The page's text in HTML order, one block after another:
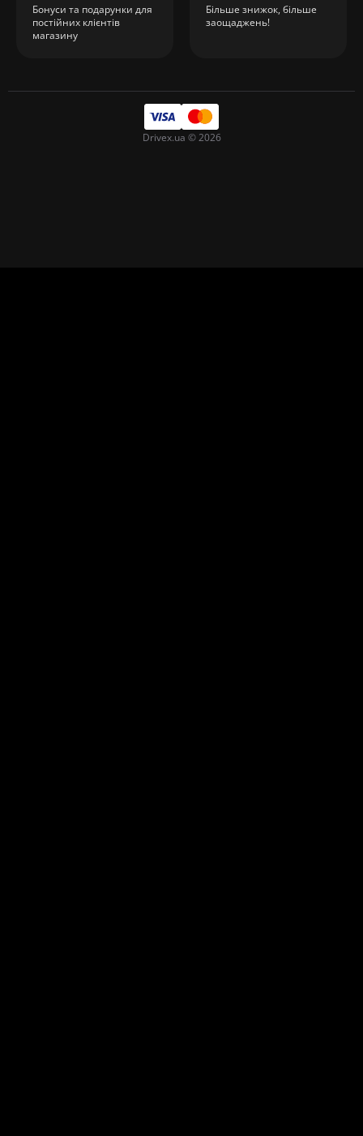
Бонуси та подарунки для
постійних клієнтів
магазину
Більше знижок, більше
заощаджень!
Drivex.ua © 2026